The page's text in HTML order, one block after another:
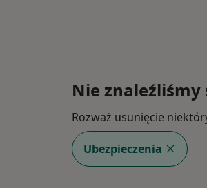
Nie
Rozważ usunięcie
Ubezpieczenia